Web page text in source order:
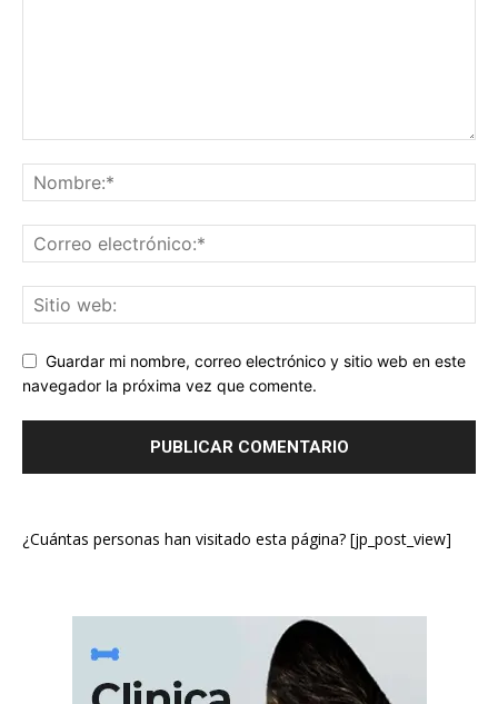
Guardar mi nombre, correo electrónico y sitio web en este
navegador la próxima vez que comente.
¿Cuántas personas han visitado esta página? [jp_post_view]